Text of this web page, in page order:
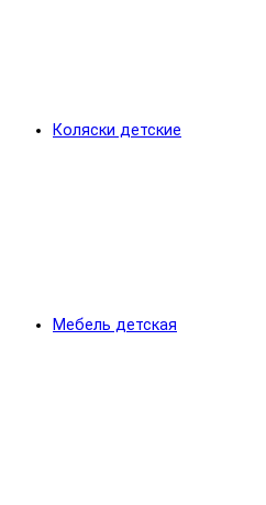
Коляски детские
Мебель детская